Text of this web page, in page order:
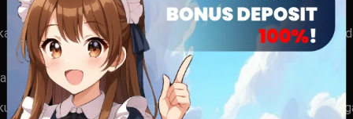
kamu di mana? Ha?! ayahku gelagapan menjawabnya, kalau
Ayahku memohon ampun. Nenekku melerainya.
beberapa hari baru sembuh. Agus masih duduk sebangku